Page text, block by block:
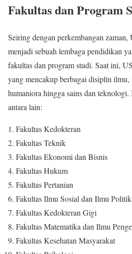
Fakultas dan Program
Seiring dengan perkembangan
menjadi sebuah lembaga pendidikan
fakultas dan program studi. Saat ini,
yang mencakup berbagai disiplin
humaniora hingga sains dan teknologi.
antara lain:
Fakultas Kedokteran
Fakultas Teknik
Fakultas Ekonomi dan Bisnis
Fakultas Hukum
Fakultas Pertanian
Fakultas Ilmu Sosial dan Ilmu Politik
Fakultas Kedokteran Gigi
Fakultas Matematika dan Ilmu
Fakultas Kesehatan Masyarakat